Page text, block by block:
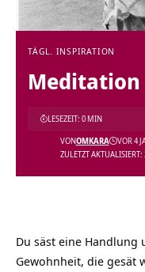
TÄGL. INSPIRATION
Meditation
ZULETZT
VONOMKARA VOR 4
LESEZEIT: 0 MIN
Du säst eine Handlung
Gewohnheit, die gesät